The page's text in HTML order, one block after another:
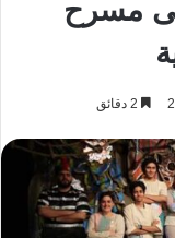
على مسرح